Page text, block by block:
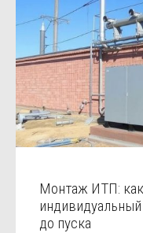
Монтаж ИТП:
до пуска